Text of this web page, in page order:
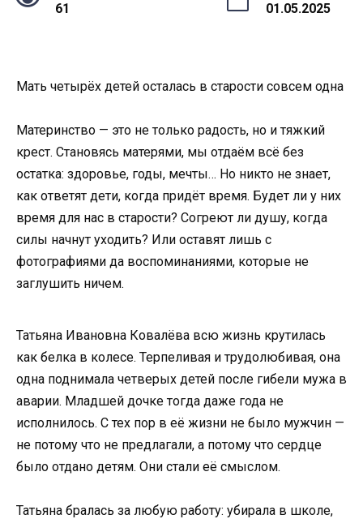
61 01.05.2025
Мать четырёх детей осталась в старости совсем одна
Материнство — это не только радость, но и тяжкий
крест. Становясь матерями, мы отдаём всё без
остатка: здоровье, годы, мечты… Но никто не знает,
как ответят дети, когда придёт время. Будет ли у них
время для нас в старости? Согреют ли душу, когда
силы начнут уходить? Или оставят лишь с
фотографиями да воспоминаниями, которые не
заглушить ничем.
Татьяна Ивановна Ковалёва всю жизнь крутилась
как белка в колесе. Терпеливая и трудолюбивая, она
одна поднимала четверых детей после гибели мужа в
аварии. Младшей дочке тогда даже года не
исполнилось. С тех пор в её жизни не было мужчин —
не потому что не предлагали, а потому что сердце
было отдано детям. Они стали её смыслом.
Татьяна бралась за любую работу: убирала в школе,